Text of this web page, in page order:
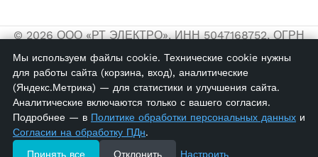
© 2026 ООО «РТ ЭЛЕКТРО». ИНН 5047168752, ОГРН
1155047005145.
Политика обработки персональных данных
Согласие на обработку персональных данных
KCG 2;
Маркировка
кабеля (1,5…
81600
Мы используем файлы cookie. Технические cookie нужны
для работы сайта (корзина, вход), аналитические
(Яндекс.Метрика) — для статистики и улучшения сайта.
Аналитические включаются только с вашего согласия.
Подробнее — в Политике обработки персональных данных и
Согласии на обработку ПДн.
Принять все
Отклонить Настроить